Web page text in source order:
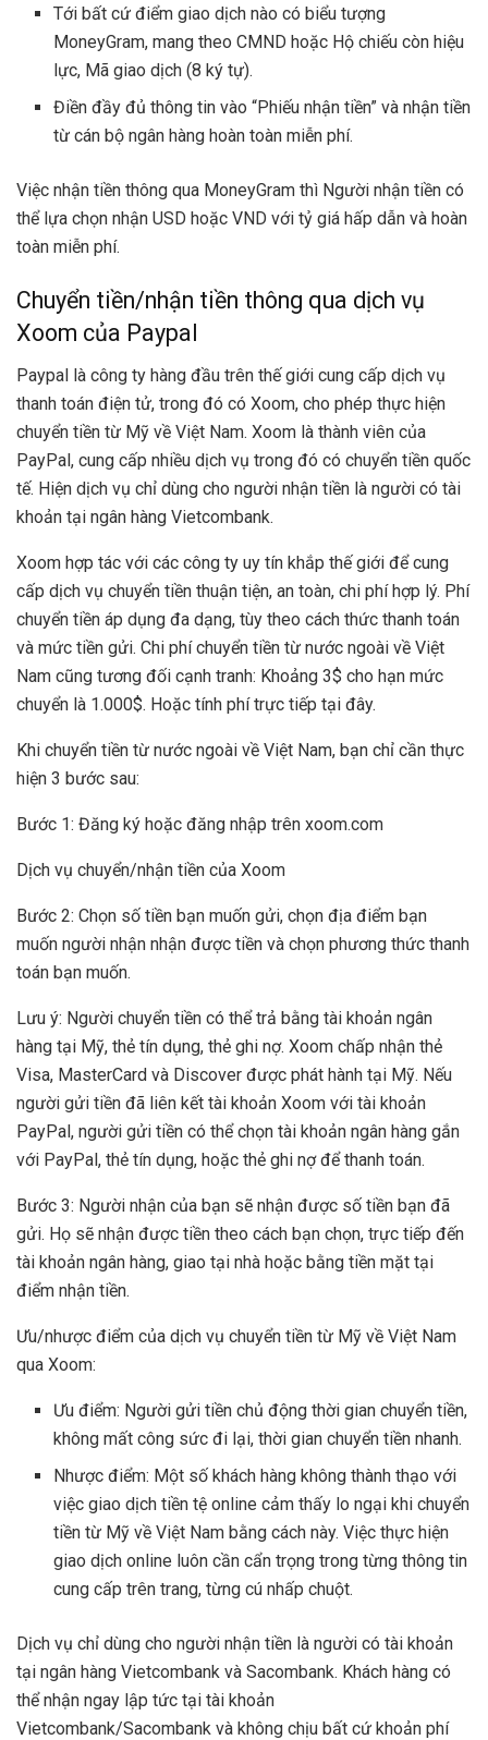
​​Tới bất cứđiểm giao dịch nào có biểu tượng
MoneyGram, mang theo CMND hoặc Hộ chiếu còn hiệu
lực, Mã giao dịch (8 ký tự).
Điền đầy đủ thông tin vào “Phiếu nhận tiền” và nhận tiền
từ cán bộ ngân hàng hoàn toàn miễn phí.
Việc nhận tiền thông qua MoneyGram thì Người nhận tiền có
thể lựa chọn nhận USD hoặc VND với tỷ giá hấp dẫn và hoàn
toàn miễn phí.
Chuyển tiền/nhận tiền thông qua dịch vụ
Xoom của Paypal
Paypal là công ty hàng đầu trên thế giới cung cấp dịch vụ
thanh toán điện tử, trong đó có Xoom, cho phép thực hiện
chuyển tiền từ Mỹ về Việt Nam. Xoom là thành viên của
PayPal, cung cấp nhiều dịch vụ trong đó có chuyển tiền quốc
tế. Hiện dịch vụ chỉ dùng cho người nhận tiền là người có tài
khoản tại ngân hàng Vietcombank.
Xoom hợp tác với các công ty uy tín khắp thế giới để cung
cấp dịch vụ chuyển tiền thuận tiện, an toàn, chi phí hợp lý. Phí
chuyển tiền áp dụng đa dạng, tùy theo cách thức thanh toán
và mức tiền gửi. Chi phí chuyển tiền từ nước ngoài về Việt
Nam cũng tương đối cạnh tranh: Khoảng 3$ cho hạn mức
chuyển là 1.000$. Hoặc tính phí trực tiếp tại đây.
Khi chuyển tiền từ nước ngoài về Việt Nam, bạn chỉ cần thực
hiện 3 bước sau:
Bước 1: Đăng ký hoặc đăng nhập trên xoom.com
Dịch vụ chuyển/nhận tiền của Xoom
Bước 2: Chọn số tiền bạn muốn gửi, chọn địa điểm bạn
muốn người nhận nhận được tiền và chọn phương thức thanh
toán bạn muốn.
Lưu ý: Người chuyển tiền có thể trả bằng tài khoản ngân
hàng tại Mỹ, thẻ tín dụng, thẻ ghi nợ. Xoom chấp nhận thẻ
Visa, MasterCard và Discover được phát hành tại Mỹ. Nếu
người gửi tiền đã liên kết tài khoản Xoom với tài khoản
PayPal, người gửi tiền có thể chọn tài khoản ngân hàng gắn
với PayPal, thẻ tín dụng, hoặc thẻ ghi nợ để thanh toán.
Bước 3: Người nhận của bạn sẽ nhận được số tiền bạn đã
gửi. Họ sẽ nhận được tiền theo cách bạn chọn, trực tiếp đến
tài khoản ngân hàng, giao tại nhà hoặc bằng tiền mặt tại
điểm nhận tiền.
Ưu/nhược điểm của dịch vụ chuyển tiền từ Mỹ về Việt Nam
qua Xoom:
Ưu điểm: Người gửi tiền chủ động thời gian chuyển tiền,
không mất công sức đi lại, thời gian chuyển tiền nhanh.
Nhược điểm: Một số khách hàng không thành thạo với
việc giao dịch tiền tệ online cảm thấy lo ngại khi chuyển
tiền từ Mỹ về Việt Nam bằng cách này. Việc thực hiện
giao dịch online luôn cần cẩn trọng trong từng thông tin
cung cấp trên trang, từng cú nhấp chuột.
Dịch vụ chỉ dùng cho người nhận tiền là người có tài khoản
tại ngân hàng Vietcombank và Sacombank. Khách hàng có
thể nhận ngay lập tức tại tài khoản
Vietcombank/Sacombank và không chịu bất cứ khoản phí